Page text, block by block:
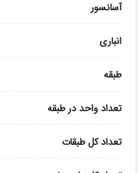
آسانسور
انباری
طبقه
تعداد واحد در طبقه
تعداد کل طبقات